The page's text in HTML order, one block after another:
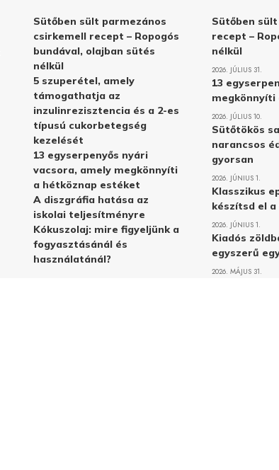
Sütőben sült parmezános
csirkemell recept – Ropogós
bundával, olajban sütés
nélkül
5 szuperétel, amely
támogathatja az
inzulinrezisztencia és a 2-es
típusú cukorbetegség
kezelését
13 egyserpenyős nyári
vacsora, amely megkönnyíti
a hétköznap estéket
A diszgráfia hatása az
iskolai teljesítményre
Kókuszolaj: mire figyeljünk a
fogyasztásánál és
használatánál?
Sütőben
recept –
nélkül
2026. JÚLIUS 31.
13
megkönnyíti
2026. JÚLIUS 10.
Sütőtökös
narancsos
gyorsan
2026. JÚNIUS 1.
Klasszikus
készítsd el
2026. JÚNIUS 1.
Kiadós
egyszerű
2026. MÁJUS 31.